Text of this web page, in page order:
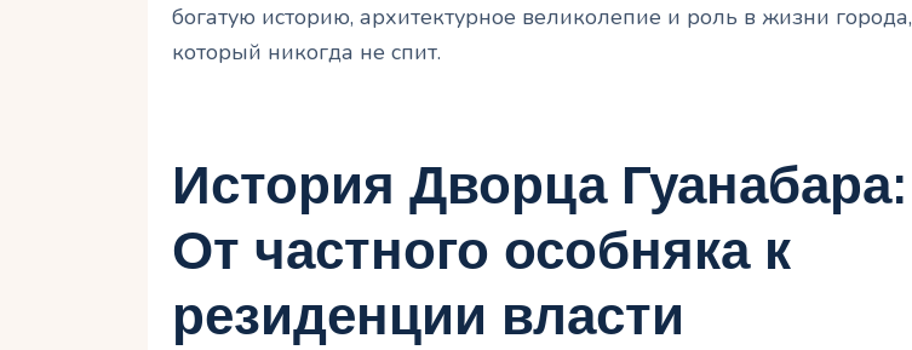
богатую историю, архитектурное великолепие и роль в жизни города,
который никогда не спит.
История Дворца Гуанабара:
От частного особняка к
резиденции власти